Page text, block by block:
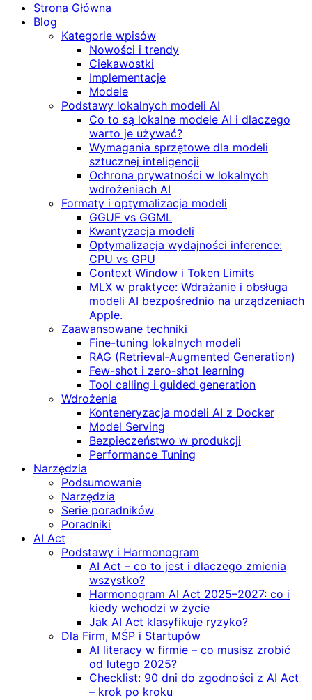
Strona Główna
Blog
Kategorie wpisów
Nowości i trendy
Ciekawostki
Implementacje
Modele
Podstawy lokalnych modeli AI
Co to są lokalne modele AI i dlaczego
warto je używać?
Wymagania sprzętowe dla modeli
sztucznej inteligencji
Ochrona prywatności w lokalnych
wdrożeniach AI
Formaty i optymalizacja modeli
GGUF vs GGML
Kwantyzacja modeli
Optymalizacja wydajności inference:
CPU vs GPU
Context Window i Token Limits
MLX w praktyce: Wdrażanie i obsługa
modeli AI bezpośrednio na urządzeniach
Apple.
Zaawansowane techniki
Fine-tuning lokalnych modeli
RAG (Retrieval‑Augmented Generation)
Few-shot i zero-shot learning
Tool calling i guided generation
Wdrożenia
Konteneryzacja modeli AI z Docker
Model Serving
Bezpieczeństwo w produkcji
Performance Tuning
Narzędzia
Podsumowanie
Narzędzia
Serie poradników
Poradniki
AI Act
Podstawy i Harmonogram
AI Act – co to jest i dlaczego zmienia
wszystko?
Harmonogram AI Act 2025–2027: co i
kiedy wchodzi w życie
Jak AI Act klasyfikuje ryzyko?
Dla Firm, MŚP i Startupów
AI literacy w firmie – co musisz zrobić
od lutego 2025?
Checklist: 90 dni do zgodności z AI Act
– krok po kroku